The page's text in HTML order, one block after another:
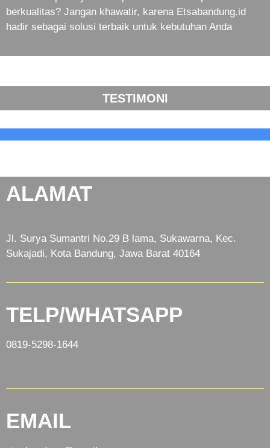
berkualitas? Jangan khawatir, karena Etsabandung.id
hadir sebagai solusi terbaik untuk kebutuhan Anda
TESTIMONI
ALAMAT
Jl. Surya Sumantri No.29 B lama, Sukawarna, Kec.
Sukajadi, Kota Bandung, Jawa Barat 40164
TELP/WHATSAPP
0819-5298-1644
EMAIL